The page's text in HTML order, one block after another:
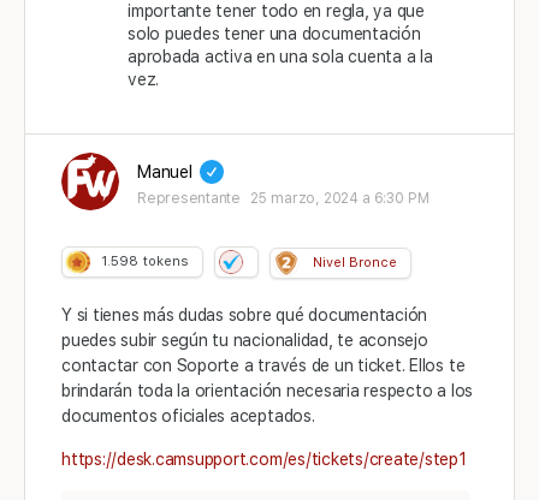
importante tener todo en regla, ya que
solo puedes tener una documentación
aprobada activa en una sola cuenta a la
vez.
Manuel
Representante 25 marzo, 2024 a 6:30 PM
1.598 tokens Nivel Bronce
Y si tienes más dudas sobre qué documentación
puedes subir según tu nacionalidad, te aconsejo
contactar con Soporte a través de un ticket. Ellos te
brindarán toda la orientación necesaria respecto a los
documentos oficiales aceptados.
https://desk.camsupport.com/es/tickets/create/step1